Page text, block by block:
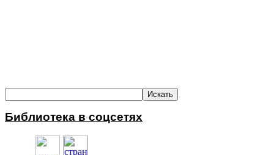
Библиотека в соцсетях